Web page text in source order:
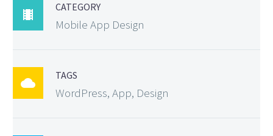

CATEGORY
Mobile App Design

TAGS
WordPress, App, Design